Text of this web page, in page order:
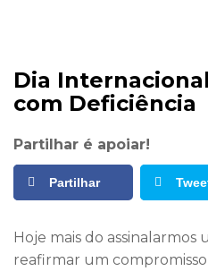
Dia
com Deficiência
Partilhar é apoiar!
Partilhar
Hoje mais do assinalarmos
reafirmar um